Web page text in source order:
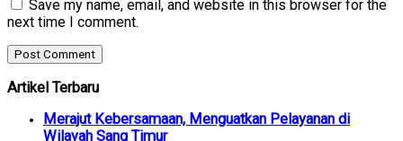
Save my name, email, and website in this browser for the
next time I comment.
Artikel Terbaru
Merajut Kebersamaan, Menguatkan Pelayanan di
Wilayah Sang Timur